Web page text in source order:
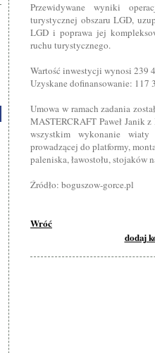
Przewidywane wyniki
turystycznej obszaru LGD,
LGD i poprawa jej
ruchu turystycznego.
Wartość inwestycji wynosi 239
Uzyskane dofinansowanie: 117
Umowa w ramach zadania
MASTERCRAFT Paweł Janik
wszystkim wykonanie
prowadzącej do platformy,
paleniska, ławostołu, stojaków
Źródło: boguszow-gorce.pl
Wróć
dodaj